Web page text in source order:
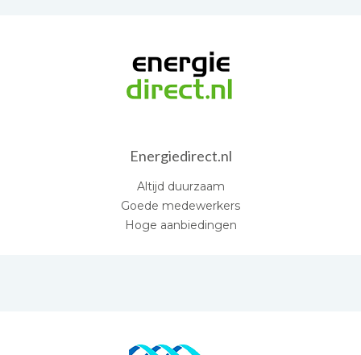
Energiedirect.nl
Altijd duurzaam
Goede medewerkers
Hoge aanbiedingen